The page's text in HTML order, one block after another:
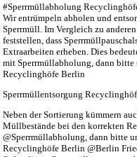
#Sperrmüllabholung
Wir entrümpeln abholen und
Sperrmüll. Im Vergleich zu
feststellen, dass
Extraarbeiten erheben. Dies
mit Sperrmüllabholung, dann
Recyclinghöfe Berlin
Sperrmüllentsorgung
Neben der Sortierung kümmern
Müllbestände bei den korrekten
@Sperrmüllabholung, dann bitte
Recyclinghöfe Berlin @Berlin